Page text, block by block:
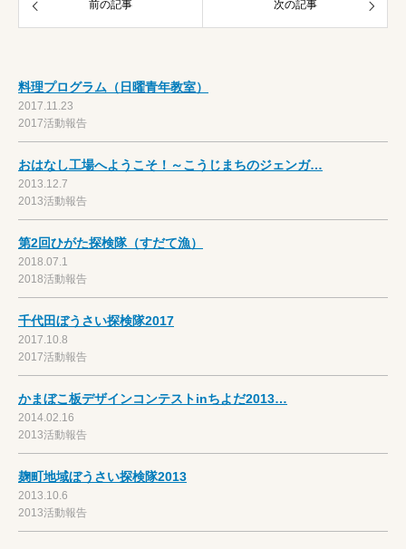
前の記事 次の記事
料理プログラム（日曜青年教室）
2017.11.23
2017活動報告
おはなし工場へようこそ！～こうじまちのジェンガ…
2013.12.7
2013活動報告
第2回ひがた探検隊（すだて漁）
2018.07.1
2018活動報告
千代田ぼうさい探検隊2017
2017.10.8
2017活動報告
かまぼこ板デザインコンテストinちよだ2013…
2014.02.16
2013活動報告
麹町地域ぼうさい探検隊2013
2013.10.6
2013活動報告